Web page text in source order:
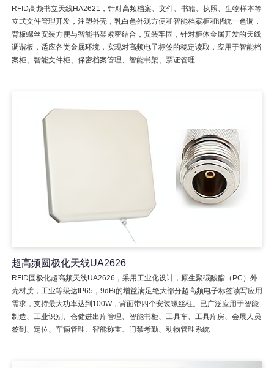
RFID高频书立天线HA2621，针对高频档案、文件、书籍、执照、生物样本等
立式文件管理开发，注塑外壳，乳白色外观方便和智能档案柜和谐统一色调，
背板螺丝安装方便与智能书架紧密结合，安装牢固，针对柜体金属开发的天线
调谐板，适应各类金属环境，实现对高频电子标签的稳定读取，应用于智能档
案柜、智能文件柜、保密档案管理、智能书架、票证管理
超高频圆极化天线UA2626
RFID圆极化超高频天线UA2626，采用工业化设计，原生聚碳酸酯（PC）外
壳材质，工业等级达IP65，9dBi的增益满足绝大部分超高频电子标签读写应用
需求，支持最大功率达到100W，背面带四个安装螺丝柱。已广泛应用于智能
制造、工业识别、仓储进出库管理、智能书柜、工具车、工具库房、会展人员
签到、定位、车辆管理、智能称重、门禁考勤、动物管理系统